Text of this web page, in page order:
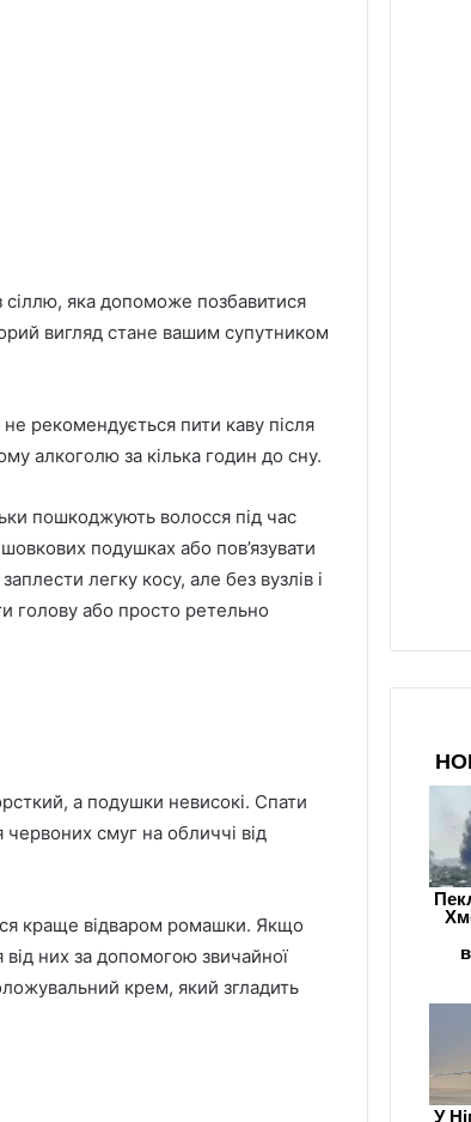
яка допоможе позбавитися
вигляд стане вашим супутником
рекомендується пити каву після
алкоголю за кілька годин до сну.
пошкоджують волосся під час
подушках або пов’язувати
легку косу, але без вузлів і
голову або просто ретельно
а подушки невисокі. Спати
смуг на обличчі від
краще відваром ромашки. Якщо
них за допомогою звичайної
крем, який згладить